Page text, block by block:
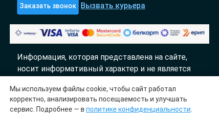
Заказать звонок Вызвать курьера
Информация, которая представлена на сайте,
носит информативный характер и не является
«DTL» 2017-2026
Молекулярно генетический центр «ДТЛ»
Мы используем файлы cookie, чтобы сайт работал
корректно, анализировать посещаемость и улучшать
сервис. Подробнее — в политике конфиденциальности